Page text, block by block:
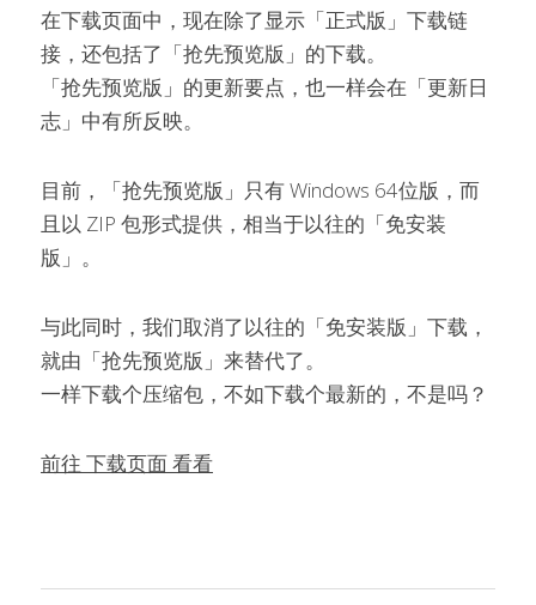
在下载页面中，现在除了显示「正式版」下载链
接，还包括了「抢先预览版」的下载。
「抢先预览版」的更新要点，也一样会在「更新日
志」中有所反映。
目前，「抢先预览版」只有 Windows 64位版，而
且以 ZIP 包形式提供，相当于以往的「免安装
版」。
与此同时，我们取消了以往的「免安装版」下载，
就由「抢先预览版」来替代了。
一样下载个压缩包，不如下载个最新的，不是吗？
前往 下载页面 看看